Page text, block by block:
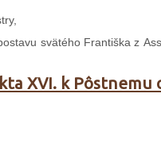
svätého Františka z
XVI. k Pôstnemu